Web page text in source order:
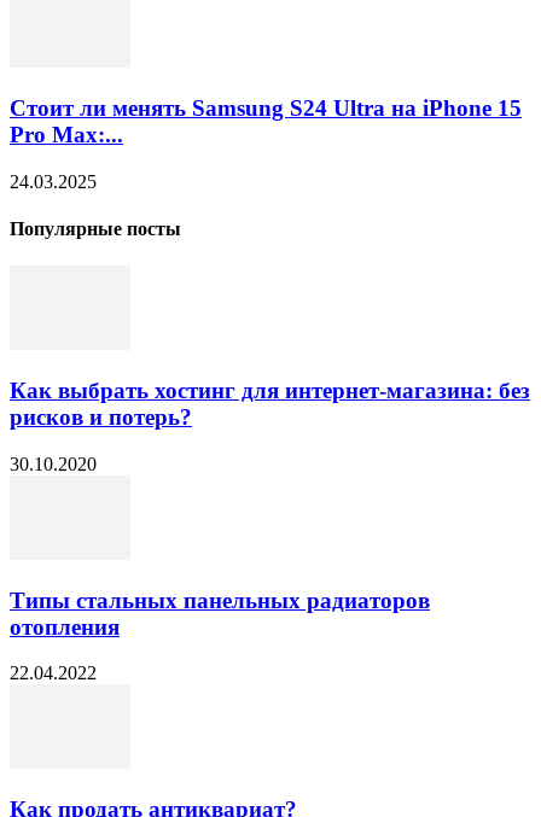
Стоит ли менять Samsung S24 Ultra на iPhone 15
Pro Max:...
24.03.2025
Популярные посты
Как выбрать хостинг для интернет-магазина: без
рисков и потерь?
30.10.2020
Типы стальных панельных радиаторов
отопления
22.04.2022
Как продать антиквариат?